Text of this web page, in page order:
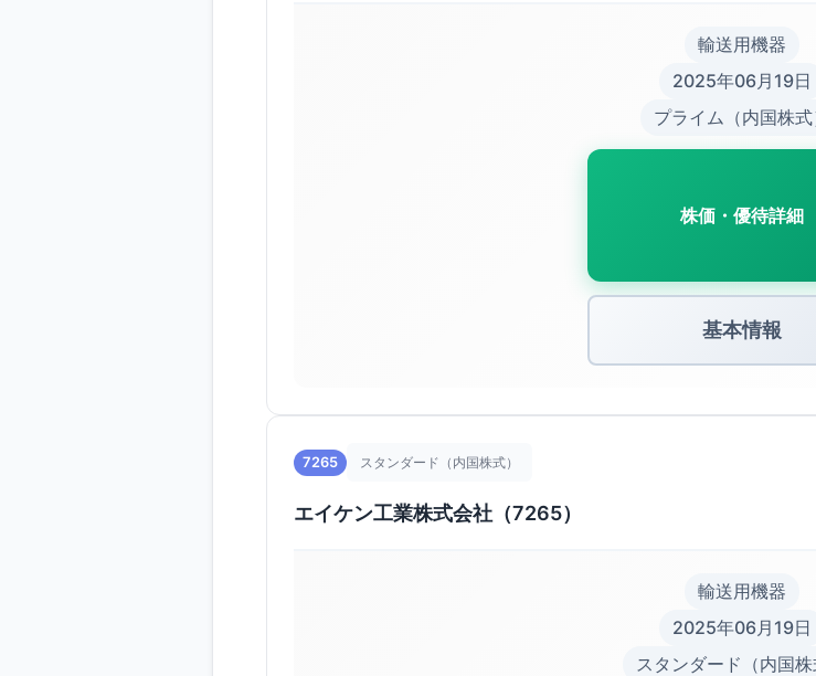
輸送用機器
2025年06月19日
プライム（内国株式
株価・優待詳細
基本情報
7265 スタンダード（内国株式）
エイケン工業株式会社（7265）
輸送用機器
2025年06月19日
スタンダード（内国株